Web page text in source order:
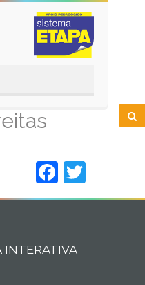
INTERATIVA